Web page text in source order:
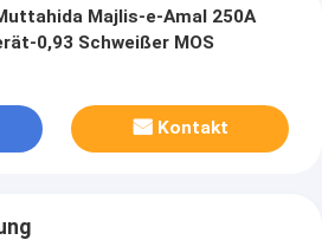
Majlis-e-Amal 250A
0,93 Schweißer MOS
Kontakt